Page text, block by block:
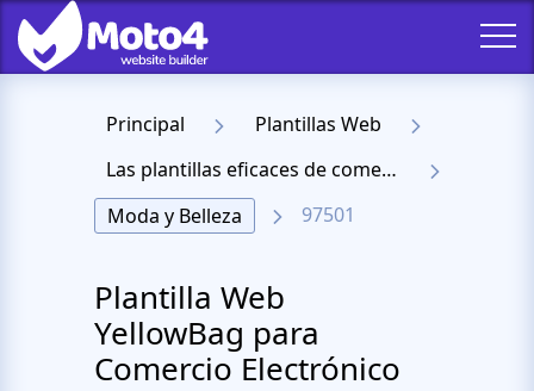
Principal
Plantillas Web
Las plantillas eficaces de comercio electrónico
Moda y Belleza
97501
Plantilla Web
YellowBag para
Comercio Electrónico